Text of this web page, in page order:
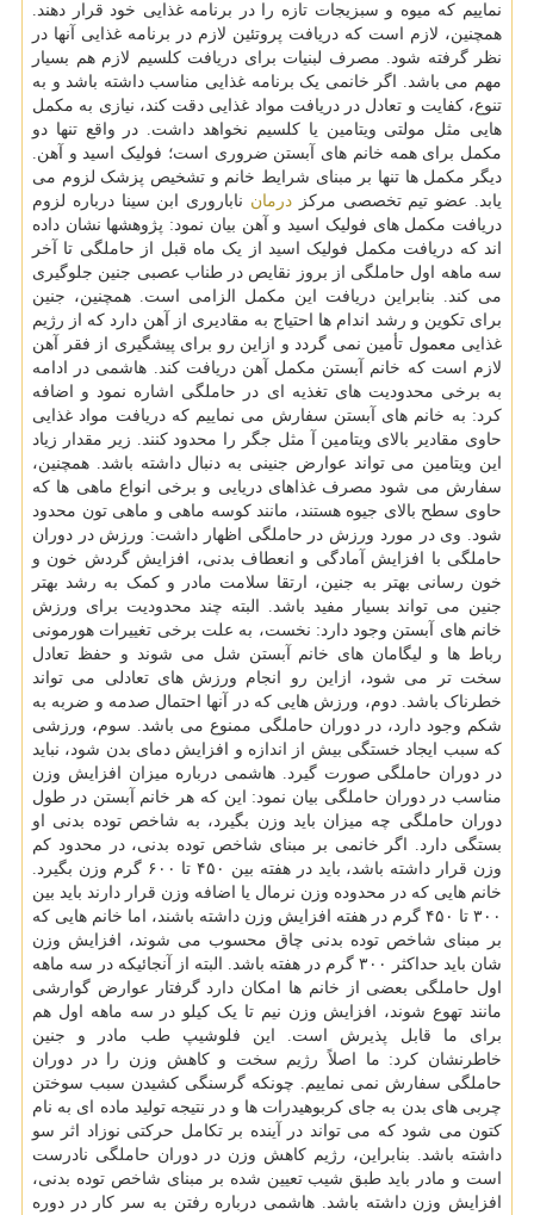
نماییم که میوه و سبزیجات تازه را در برنامه غذایی خود قرار دهند.
همچنین، لازم است که دریافت پروتئین لازم در برنامه غذایی آنها در
نظر گرفته شود. مصرف لبنیات برای دریافت کلسیم لازم هم بسیار
مهم می باشد. اگر خانمی یک برنامه غذایی مناسب داشته باشد و به
تنوع، کفایت و تعادل در دریافت مواد غذایی دقت کند، نیازی به مکمل
هایی مثل مولتی ویتامین یا کلسیم نخواهد داشت. در واقع تنها دو
مکمل برای همه خانم های آبستن ضروری است؛ فولیک اسید و آهن.
دیگر مکمل ها تنها بر مبنای شرایط خانم و تشخیص پزشک لزوم می
یابد. عضو تیم تخصصی مرکز درمان ناباروری ابن سینا درباره لزوم
دریافت مکمل های فولیک اسید و آهن بیان نمود: پژوهشها نشان داده
اند که دریافت مکمل فولیک اسید از یک ماه قبل از حاملگی تا آخر
سه ماهه اول حاملگی از بروز نقایص در طناب عصبی جنین جلوگیری
می کند. بنابراین دریافت این مکمل الزامی است. همچنین، جنین
برای تکوین و رشد اندام ها احتیاج به مقادیری از آهن دارد که از رژیم
غذایی معمول تأمین نمی گردد و ازاین رو برای پیشگیری از فقر آهن
لازم است که خانم آبستن مکمل آهن دریافت کند. هاشمی در ادامه
به برخی محدودیت های تغذیه ای در حاملگی اشاره نمود و اضافه
کرد: به خانم های آبستن سفارش می نماییم که دریافت مواد غذایی
حاوی مقادیر بالای ویتامین آ مثل جگر را محدود کنند. زیر مقدار زیاد
این ویتامین می تواند عوارض جنینی به دنبال داشته باشد. همچنین،
سفارش می شود مصرف غذاهای دریایی و برخی انواع ماهی ها که
حاوی سطح بالای جیوه هستند، مانند کوسه ماهی و ماهی تون محدود
شود. وی در مورد ورزش در حاملگی اظهار داشت: ورزش در دوران
حاملگی با افزایش آمادگی و انعطاف بدنی، افزایش گردش خون و
خون رسانی بهتر به جنین، ارتقا سلامت مادر و کمک به رشد بهتر
جنین می تواند بسیار مفید باشد. البته چند محدودیت برای ورزش
خانم های آبستن وجود دارد: نخست، به علت برخی تغییرات هورمونی
رباط ها و لیگامان های خانم آبستن شل می شوند و حفظ تعادل
سخت تر می شود، ازاین رو انجام ورزش های تعادلی می تواند
خطرناک باشد. دوم، ورزش هایی که در آنها احتمال صدمه و ضربه به
شکم وجود دارد، در دوران حاملگی ممنوع می باشد. سوم، ورزشی
که سبب ایجاد خستگی بیش از اندازه و افزایش دمای بدن شود، نباید
در دوران حاملگی صورت گیرد. هاشمی درباره میزان افزایش وزن
مناسب در دوران حاملگی بیان نمود: این که هر خانم آبستن در طول
دوران حاملگی چه میزان باید وزن بگیرد، به شاخص توده بدنی او
بستگی دارد. اگر خانمی بر مبنای شاخص توده بدنی، در محدود کم
وزن قرار داشته باشد، باید در هفته بین ۴۵۰ تا ۶۰۰ گرم وزن بگیرد.
خانم هایی که در محدوده وزن نرمال یا اضافه وزن قرار دارند باید بین
۳۰۰ تا ۴۵۰ گرم در هفته افزایش وزن داشته باشند، اما خانم هایی که
بر مبنای شاخص توده بدنی چاق محسوب می شوند، افزایش وزن
شان باید حداکثر ۳۰۰ گرم در هفته باشد. البته از آنجائیکه در سه ماهه
اول حاملگی بعضی از خانم ها امکان دارد گرفتار عوارض گوارشی
مانند تهوع شوند، افزایش وزن نیم تا یک کیلو در سه ماهه اول هم
برای ما قابل پذیرش است. این فلوشیپ طب مادر و جنین
خاطرنشان کرد: ما اصلاً رژیم سخت و کاهش وزن را در دوران
حاملگی سفارش نمی نماییم. چونکه گرسنگی کشیدن سبب سوختن
چربی های بدن به جای کربوهیدرات ها و در نتیجه تولید ماده ای به نام
کتون می شود که می تواند در آینده بر تکامل حرکتی نوزاد اثر سو
داشته باشد. بنابراین، رژیم کاهش وزن در دوران حاملگی نادرست
است و مادر باید طبق شیب تعیین شده بر مبنای شاخص توده بدنی،
افزایش وزن داشته باشد. هاشمی درباره رفتن به سر کار در دوره